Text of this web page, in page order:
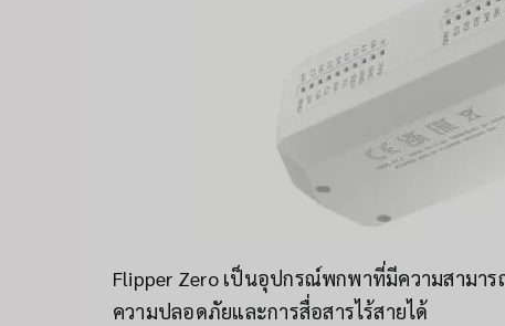
Flipper Zero เป็นอุปกรณ์พกพาที่มีความสามา
ความปลอดภัยและการสื่อสารไร้สายได้